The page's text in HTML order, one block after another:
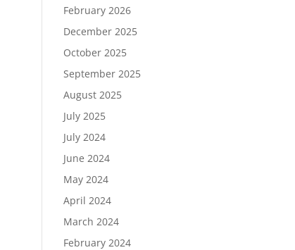
February 2026
December 2025
October 2025
September 2025
August 2025
July 2025
July 2024
June 2024
May 2024
April 2024
March 2024
February 2024